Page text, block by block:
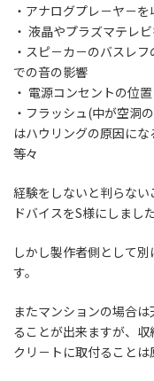
・アナログプレ－ヤ－
・ 液晶やプラズマテレ
・スピ－カ－のバスレ
での音の影響
・ 電源コンセントの位置
・フラッシュ(中が空洞
はハウリングの原因にな
等々
経験をしないと判らな
ドバイスをS様にしました
しかし製作者側として
す。
またマンションの場合
ることが出来ますが、
クリ－トに取付ることは